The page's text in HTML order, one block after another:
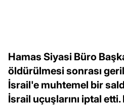
Hamas Siyasi Büro
öldürülmesi sonrası
İsrail'e muhtemel bir
İsrail uçuşlarını iptal